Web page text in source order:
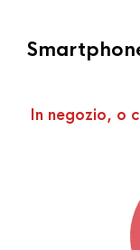
In negozio, o